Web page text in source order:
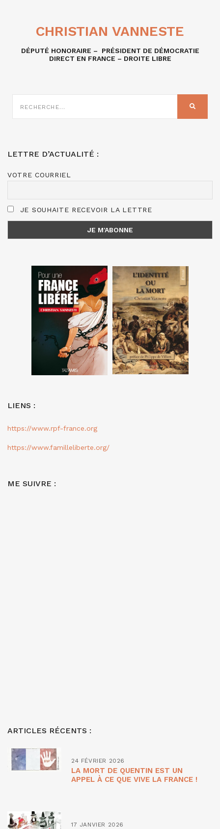
CHRISTIAN VANNESTE
DÉPUTÉ HONORAIRE – PRÉSIDENT DE DÉMOCRATIE
DIRECT EN FRANCE – DROITE LIBRE
SUR
LETTRE D’ACTUALITÉ :
VOTRE COURRIEL
JE SOUHAITE RECEVOIR LA LETTRE
LIENS :
https://www.rpf-france.org
https://www.familleliberte.org/
ME SUIVRE :
ARTICLES RÉCENTS :
24 FÉVRIER 2026
LA MORT DE QUENTIN EST UN
APPEL À CE QUE VIVE LA FRANCE !
17 JANVIER 2026